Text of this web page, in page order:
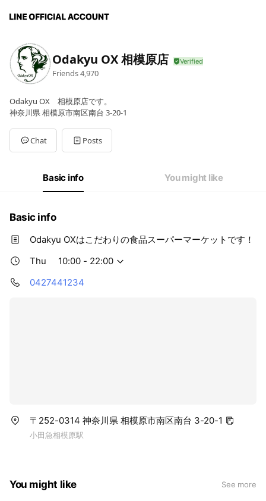
Odakyu OX 相模原店
Friends4,970
Odakyu OX 相模原店です。
神奈川県 相模原市南区南台 3-20-1
Chat Posts
Basic info You might like
Basic info
Odakyu OXはこだわりの食品スーパーマーケットです！
Thu
10:00 - 22:00
0427441234
〒252-0314 神奈川県 相模原市南区南台 3-20-1
小田急相模原駅
You might like See more